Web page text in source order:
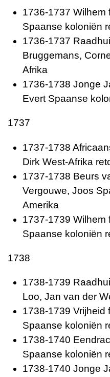
1736-1737 Wilhem
Spaanse koloniën
1736-1737
Bruggemans,
Afrika
1736-1738 Jonge
Evert Spaanse
1737
1737-1738
Dirk West-Afrika
1737-1738 Beurs
Vergouwe, Joos
Amerika
1737-1739 Wilhem
Spaanse koloniën
1738
1738-1739
Loo, Jan van der
1738-1739 Vrijheid
Spaanse koloniën
1738-1740
Spaanse koloniën
1738-1740 Jonge